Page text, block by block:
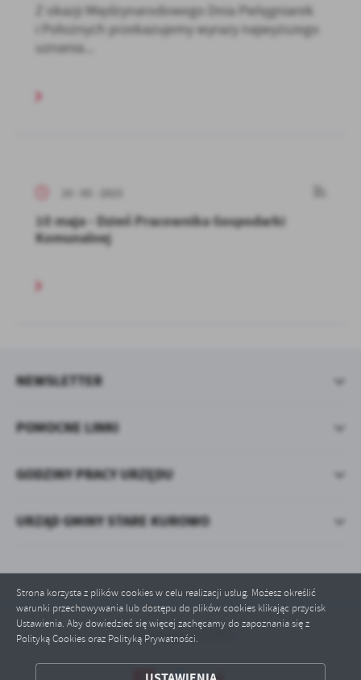
Strona korzysta z plików cookies w celu realizacji usług. Możesz określić
warunki przechowywania lub dostępu do plików cookies klikając przycisk
Ustawienia. Aby dowiedzieć się więcej zachęcamy do zapoznania się z
Polityką Cookies oraz Polityką Prywatności.
ZAPISZ WYBRANE
Z okazji Międzynarodowego Dnia Pielęgniarek
i Położnych przekazujemy wyrazy najwyższego
uznania...
10 maja - Dzień Pracownika Gospodarki
Komunalnej
POMOCNE LINKI
NEWSLETTER
GODZINY PRACY URZĘDU
URZĄD GMINY STARE KUROWO
Odwiedzin: 633000